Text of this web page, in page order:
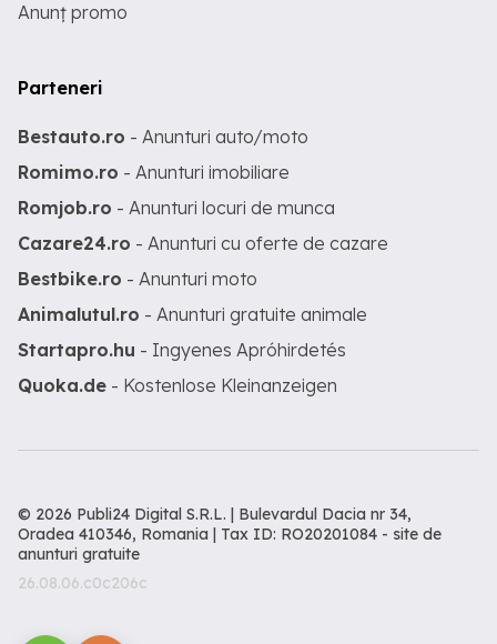
Anunț promo
Parteneri
Bestauto.ro - Anunturi auto/moto
Romimo.ro - Anunturi imobiliare
Romjob.ro - Anunturi locuri de munca
Cazare24.ro - Anunturi cu oferte de cazare
Bestbike.ro - Anunturi moto
Animalutul.ro - Anunturi gratuite animale
Startapro.hu - Ingyenes Apróhirdetés
Quoka.de - Kostenlose Kleinanzeigen
© 2026 Publi24 Digital S.R.L. | Bulevardul Dacia nr 34,
Oradea 410346, Romania | Tax ID: RO20201084 - site de
anunturi gratuite
26.08.06.c0c206c